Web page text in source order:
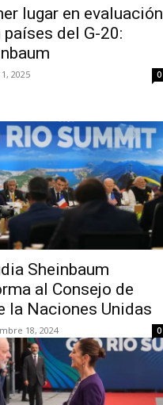
lugar en evaluación
del G-20:
2025 0
Sheinbaum
al Consejo de
la Naciones Unidas
18, 2024 0